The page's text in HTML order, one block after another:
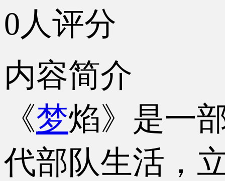
0人评分
内容简介
《梦焰》是一
代部队生活，